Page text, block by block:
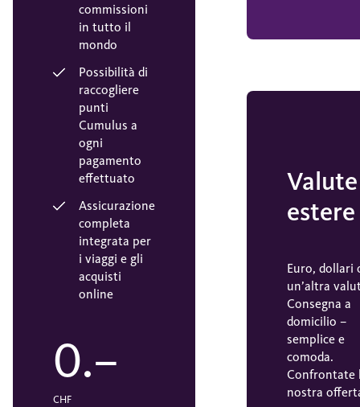
commissioni
in tutto il
mondo
Possibilità di
raccogliere
punti
Cumulus a
ogni
pagamento
effettuato
Assicurazione
completa
integrata per
i viaggi e gli
acquisti
online
0.–
CHF
Valute
estere
Euro, dollari
un’altra
Consegna a
domicilio –
semplice e
comoda.
Confrontate
nostra